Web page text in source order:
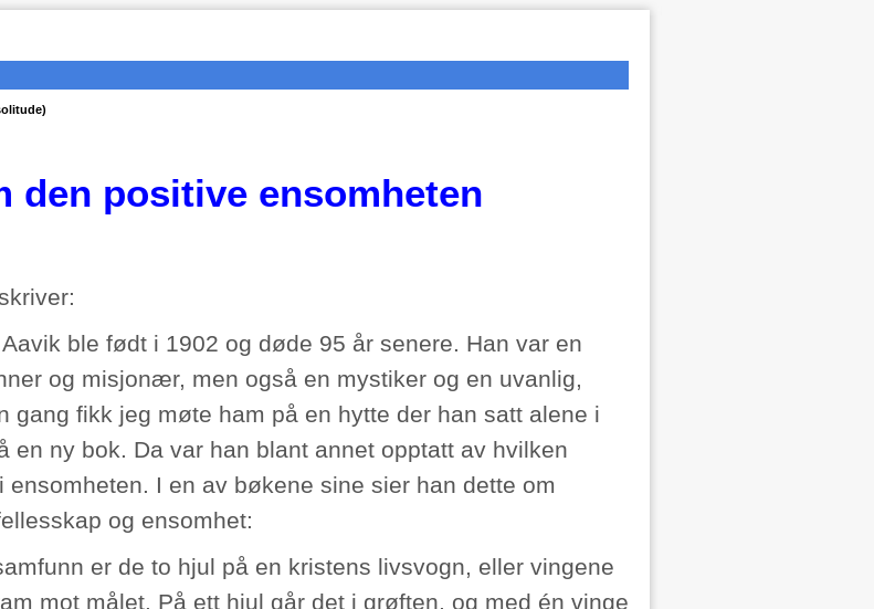
den positive ensomheten
ble født i 1902 og døde 95 år senere. Han var en
og misjonær, men også en mystiker og en uvanlig,
gang fikk jeg møte ham på en hytte der han satt alene i
en ny bok. Da var han blant annet opptatt av hvilken
ensomheten. I en av bøkene sine sier han dette om
og ensomhet:
er de to hjul på en kristens livsvogn, eller vingene
mot målet. På ett hjul går det i grøften, og med én vinge